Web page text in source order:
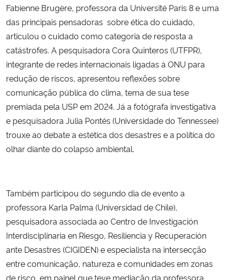
Fabienne Brugère, professora da Université Paris 8 e uma
das principais pensadoras sobre ética do cuidado,
articulou o cuidado como categoria de resposta a
catástrofes. A pesquisadora Cora Quinteros (UTFPR),
integrante de redes internacionais ligadas à ONU para
redução de riscos, apresentou reflexões sobre
comunicação pública do clima, tema de sua tese
premiada pela USP em 2024. Já a fotógrafa investigativa
e pesquisadora Julia Pontés (Universidade do Tennessee)
trouxe ao debate a estética dos desastres e a política do
olhar diante do colapso ambiental.
Também participou do segundo dia de evento a
professora Karla Palma (Universidad de Chile),
pesquisadora associada ao Centro de Investigación
Interdisciplinaria en Riesgo, Resiliencia y Recuperación
ante Desastres (CIGIDEN) e especialista na intersecção
entre comunicação, natureza e comunidades em zonas
de risco, em painel que teve mediação da professora